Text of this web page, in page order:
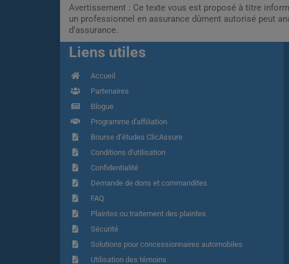
Avertissement : Ce texte vous est proposé à titre
un professionnel en assurance dûment autorisé peut
d’assurance.
Liens utiles
Accueil
Partenaires
Blogue
Programme d'affiliation
Bourse d’études ClicAssure
Conditions d'utilisation
Confidentialité
Demande de dons et commandites
FAQ
Plaintes ou traitement des plaintes
Sécurité
Solutions pour concessionnaires automobiles
Utilisation des témoins